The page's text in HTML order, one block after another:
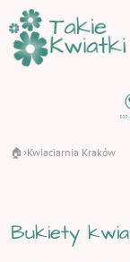
🏠 ›Kwiaciarnia Kraków
Bukiety